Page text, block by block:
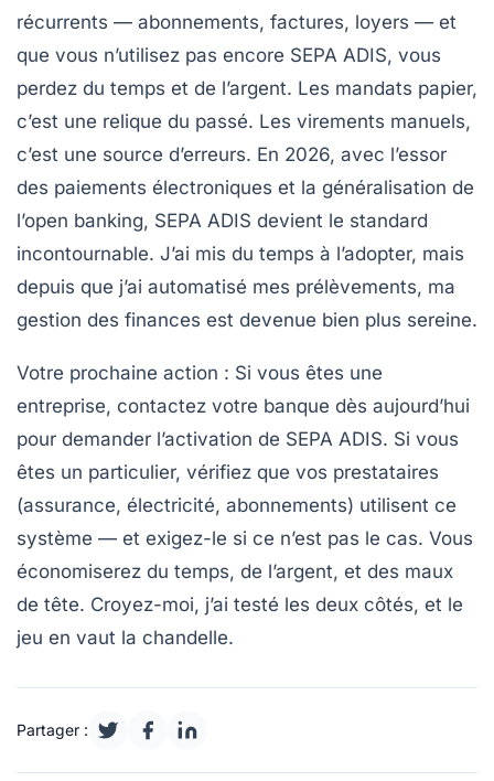
récurrents — abonnements, factures, loyers — et
que vous n’utilisez pas encore SEPA ADIS, vous
perdez du temps et de l’argent. Les mandats papier,
c’est une relique du passé. Les virements manuels,
c’est une source d’erreurs. En 2026, avec l’essor
des paiements électroniques et la généralisation de
l’open banking, SEPA ADIS devient le standard
incontournable. J’ai mis du temps à l’adopter, mais
depuis que j’ai automatisé mes prélèvements, ma
gestion des finances est devenue bien plus sereine.
Votre prochaine action : Si vous êtes une
entreprise, contactez votre banque dès aujourd’hui
pour demander l’activation de SEPA ADIS. Si vous
êtes un particulier, vérifiez que vos prestataires
(assurance, électricité, abonnements) utilisent ce
système — et exigez-le si ce n’est pas le cas. Vous
économiserez du temps, de l’argent, et des maux
de tête. Croyez-moi, j’ai testé les deux côtés, et le
jeu en vaut la chandelle.
Partager :